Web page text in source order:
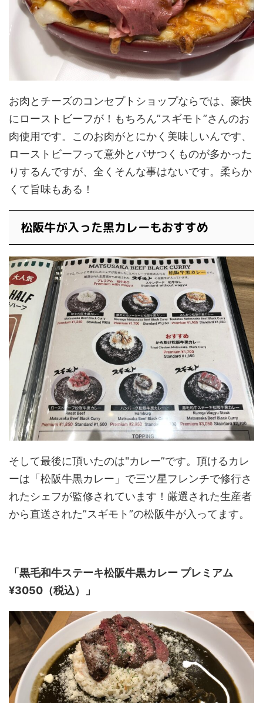
お肉とチーズのコンセプトショップならでは、豪快
にローストビーフが！もちろん”スギモト”さんのお
肉使用です。このお肉がとにかく美味しいんです、
ローストビーフって意外とパサつくものが多かった
りするんですが、全くそんな事はないです。柔らか
くて旨味もある！
松阪牛が入った黒カレーもおすすめ
そして最後に頂いたのは"カレー”です。頂けるカレ
ーは「松阪牛黒カレー」で三ツ星フレンチで修行さ
れたシェフが監修されています！厳選された生産者
から直送された”スギモト”の松阪牛が入ってます。
「黒毛和牛ステーキ松阪牛黒カレー プレミアム
¥3050（税込）」